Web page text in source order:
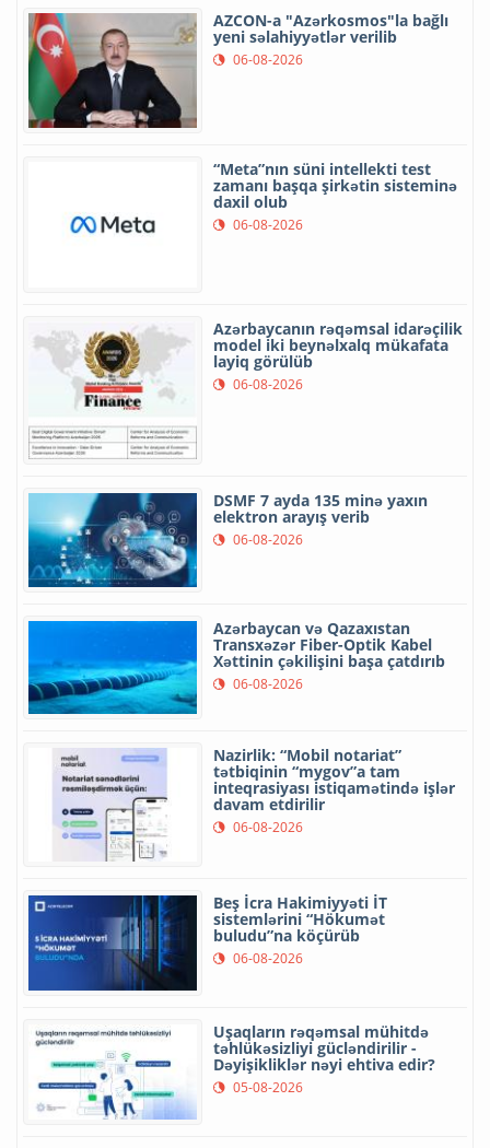
AZCON-a "Azərkosmos"la bağlı
yeni səlahiyyətlər verilib
06-08-2026
“Meta”nın süni intellekti test
zamanı başqa şirkətin sisteminə
daxil olub
06-08-2026
Azərbaycanın rəqəmsal idarəçilik
model iki beynəlxalq mükafata
layiq görülüb
06-08-2026
DSMF 7 ayda 135 minə yaxın
elektron arayış verib
06-08-2026
Azərbaycan və Qazaxıstan
Transxəzər Fiber-Optik Kabel
Xəttinin çəkilişini başa çatdırıb
06-08-2026
Nazirlik: “Mobil notariat”
tətbiqinin “mygov”a tam
inteqrasiyası istiqamətində işlər
davam etdirilir
06-08-2026
Beş İcra Hakimiyyəti İT
sistemlərini “Hökumət
buludu”na köçürüb
06-08-2026
Uşaqların rəqəmsal mühitdə
təhlükəsizliyi gücləndirilir -
Dəyişikliklər nəyi ehtiva edir?
05-08-2026